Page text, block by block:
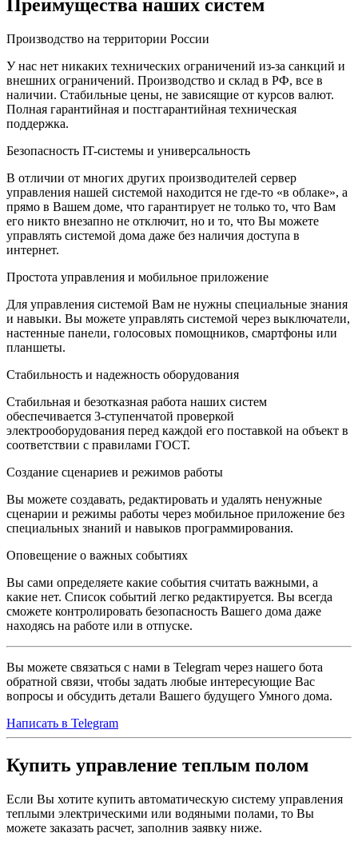
Преимущества наших систем
Производство на территории России
У нас нет никаких технических ограничений из-за санкций и
внешних ограничений. Производство и склад в РФ, все в
наличии. Стабильные цены, не зависящие от курсов валют.
Полная гарантийная и постгарантийная техническая
поддержка.
Безопасность IT-системы и универсальность
В отличии от многих других производителей сервер
управления нашей системой находится не где-то «в облаке», а
прямо в Вашем доме, что гарантирует не только то, что Вам
его никто внезапно не отключит, но и то, что Вы можете
управлять системой дома даже без наличия доступа в
интернет.
Простота управления и мобильное приложение
Для управления системой Вам не нужны специальные знания
и навыки. Вы можете управлять системой через выключатели,
настенные панели, голосовых помощников, смартфоны или
планшеты.
Стабильность и надежность оборудования
Стабильная и безотказная работа наших систем
обеспечивается 3-ступенчатой проверкой
электрооборудования перед каждой его поставкой на объект в
соответствии с правилами ГОСТ.
Создание сценариев и режимов работы
Вы можете создавать, редактировать и удалять ненужные
сценарии и режимы работы через мобильное приложение без
специальных знаний и навыков программирования.
Оповещение о важных событиях
Вы сами определяете какие события считать важными, а
какие нет. Список событий легко редактируется. Вы всегда
сможете контролировать безопасность Вашего дома даже
находясь на работе или в отпуске.
Вы можете связаться с нами в Telegram через нашего бота
обратной связи, чтобы задать любые интересующие Вас
вопросы и обсудить детали Вашего будущего Умного дома.
Написать в Telegram
Купить управление теплым полом
Если Вы хотите купить автоматическую систему управления
теплыми электрическими или водяными полами, то Вы
можете заказать расчет, заполнив заявку ниже.